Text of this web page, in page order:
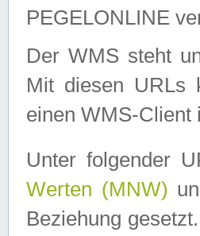
PEGELONLINE
Der WMS steht
Mit diesen URLs
einen WMS-Client
Unter folgender
Werten (MNW)
Beziehung